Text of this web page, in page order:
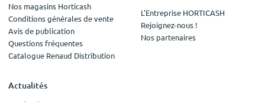
Nos magasins Horticash
Conditions générales de vente
Avis de publication
Questions fréquentes
Catalogue Renaud Distribution
L'Entreprise HORTICASH
Rejoignez-nous !
Nos partenaires
Actualités